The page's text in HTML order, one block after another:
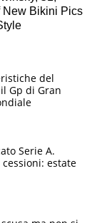
del
Gp di Gran
Serie A.
estate